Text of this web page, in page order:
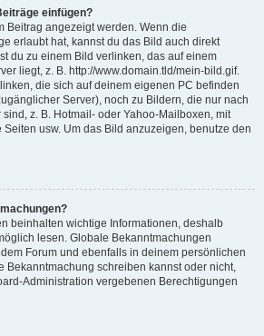
einfügen?
Beitrag angezeigt werden. Wenn die
erlaubt hat, kannst du das Bild auch direkt
du zu einem Bild verlinken, das auf einem
liegt, z. B. http://www.domain.tld/mein-bild.gif.
die sich auf deinem eigenen PC befinden
Server), noch zu Bildern, die nur nach
z. B. Hotmail- oder Yahoo-Mailboxen, mit
usw. Um das Bild anzuzeigen, benutze den
beinhalten wichtige Informationen, deshalb
lesen. Globale Bekanntmachungen
Forum und ebenfalls in deinem persönlichen
Bekanntmachung schreiben kannst oder nicht,
Administration vergebenen Berechtigungen